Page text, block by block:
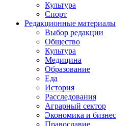
Культура
Спорт
Редакционные материалы
Выбор редакции
Общество
Культура
Медицина
Образование
Еда
История
Расследования
Аграрный сектор
Экономика и бизнес
Православие